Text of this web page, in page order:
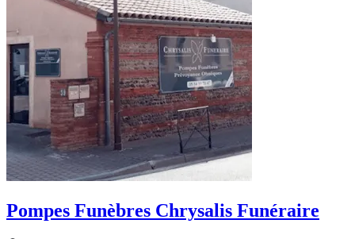
Pompes Funèbres Chrysalis Funéraire